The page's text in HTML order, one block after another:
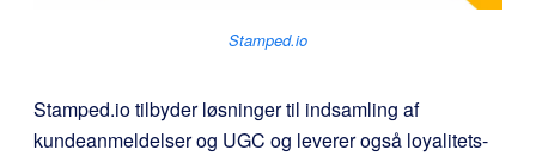
Stamped.io
Stamped.iotilbyder løsninger til indsamling af
kundeanmeldelser og UGC og leverer også loyalitets-